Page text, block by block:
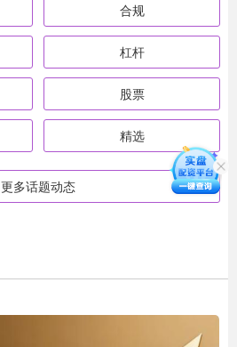
合规
杠杆
股票
精选
更多话题动态